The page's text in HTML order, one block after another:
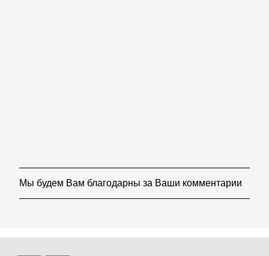
О
т
в
Мы будем Вам благодарны за Ваши комментарии